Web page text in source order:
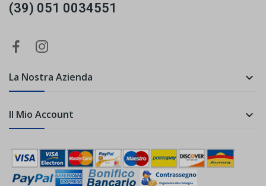
(39) 051 0034551
La Nostra Azienda 
Il Mio Account 